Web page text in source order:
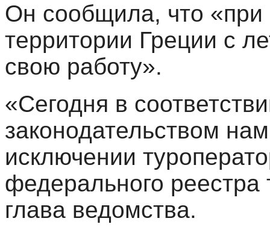
Он сообщила, что «при
территории Греции с
свою работу».
«Сегодня в
законодательством
исключении
федерального
глава ведомства.